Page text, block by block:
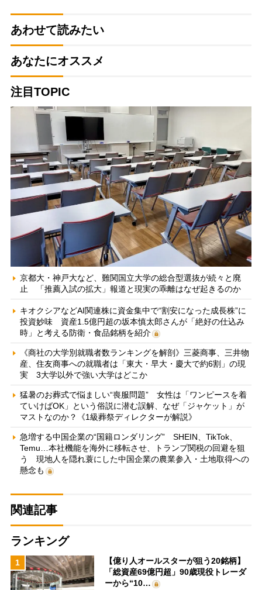
あわせて読みたい
あなたにオススメ
注目TOPIC
京都大・神戸大など、難関国立大学の総合型選抜が続々と廃
止 「推薦入試の拡大」報道と現実の乖離はなぜ起きるのか
キオクシアなどAI関連株に資金集中で“割安になった成長株”に
投資妙味 資産1.5億円超の坂本慎太郎さんが「絶好の仕込み
時」と考える防衛・食品銘柄を紹介
《商社の大学別就職者数ランキングを解剖》三菱商事、三井物
産、住友商事への就職者は「東大・早大・慶大で約6割」の現
実 3大学以外で強い大学はどこか
猛暑のお葬式で悩ましい“喪服問題” 女性は「ワンピースを着
ていけばOK」という俗説に潜む誤解、なぜ「ジャケット」が
マストなのか？《1級葬祭ディレクターが解説》
急増する中国企業の“国籍ロンダリング” SHEIN、TikTok、
Temu…本社機能を海外に移転させ、トランプ関税の回避を狙
う 現地人を隠れ蓑にした中国企業の農業参入・土地取得への
懸念も
関連記事
ランキング
1
【億り人オールスターが狙う20銘柄】
「総資産69億円超」90歳現役トレーダ
ーから“10…